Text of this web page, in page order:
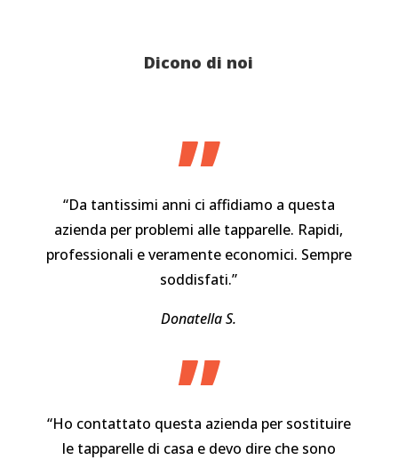
Dicono di noi
”
“Da tantissimi anni ci affidiamo a questa
azienda per problemi alle tapparelle. Rapidi,
professionali e veramente economici. Sempre
soddisfati.”
Donatella S.
”
“Ho contattato questa azienda per sostituire
le tapparelle di casa e devo dire che sono